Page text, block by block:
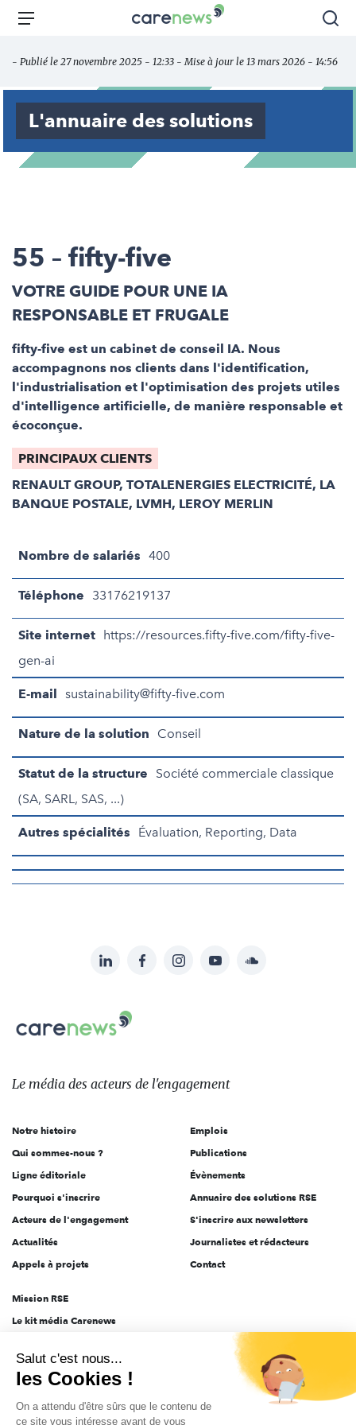
Aller
principal
Carenews,
des
acteurs
l'engagement
Menu
- Publié le 27 novembre 2025 - 12:33 - Mise à jour le 13 mars 2026 - 14:56
L'annuaire des solutions
55 – fifty-five
VOTRE GUIDE POUR UNE IA
RESPONSABLE ET FRUGALE
fifty-five est un cabinet de conseil IA. Nous
accompagnons nos clients dans l'identification,
l'industrialisation et l'optimisation des projets utiles
d'intelligence artificielle, de manière responsable et
écoconçue.
PRINCIPAUX CLIENTS
RENAULT GROUP, TOTALENERGIES ELECTRICITÉ, LA
BANQUE POSTALE, LVMH, LEROY MERLIN
Nombre de salariés 400
Téléphone 33176219137
Site internet
https://resources.fifty-five.com/fifty-five-
gen-ai
E-mail sustainability@fifty-five.com
Nature de la solution Conseil
Statut de la structure
Société commerciale classique
(SA, SARL, SAS, ...)
Autres spécialités Évaluation, Reporting, Data
sur:
LinkedInFacebookInstagramYouTubeSoundcloud
Carenews,
Le
des
l'engagement
Le média des acteurs de l'engagement
Notre histoire
Qui sommes-nous ?
Ligne éditoriale
Pourquoi s'inscrire
Acteurs de l'engagement
Actualités
Appels à projets
Emplois
Publications
Évènements
Annuaire des solutions RSE
S'inscrire aux newsletters
Journalistes et rédacteurs
Contact
Mission RSE
Le kit média Carenews
AEF info
Novethic
PRODURABLE
Salut c'est nous...
les Cookies !
On a attendu d'être sûrs que le contenu de
ce site vous intéresse avant de vous